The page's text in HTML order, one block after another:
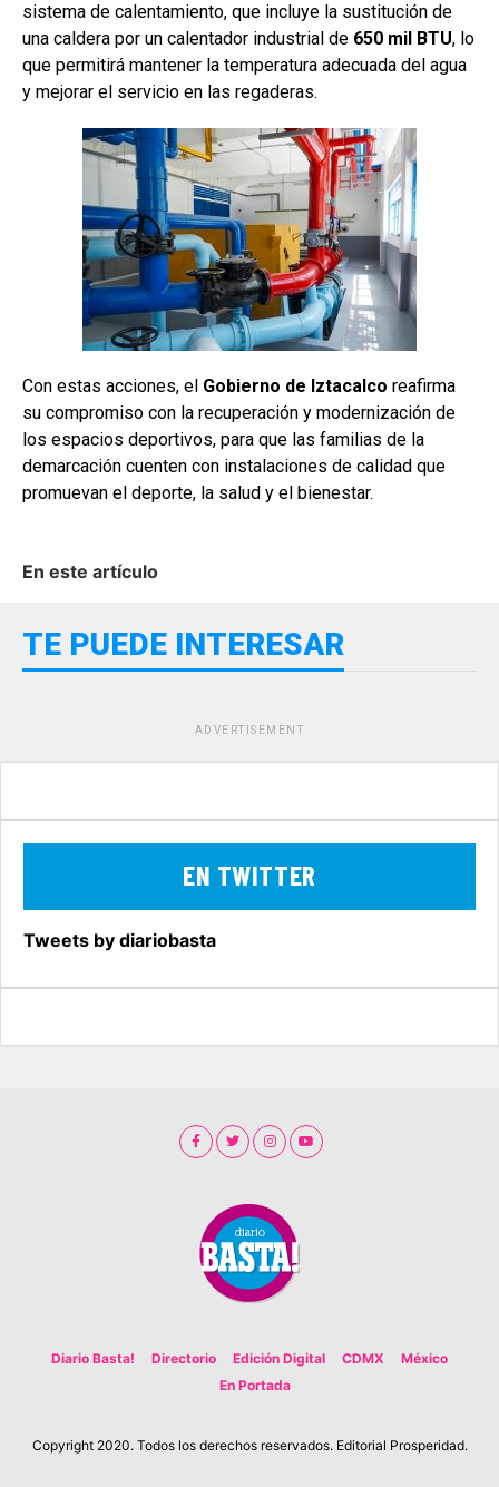
sistema de calentamiento, que incluye la sustitución de
una caldera por un calentador industrial de 650 mil BTU, lo
que permitirá mantener la temperatura adecuada del agua
y mejorar el servicio en las regaderas.
Con estas acciones, el Gobierno de Iztacalco reafirma
su compromiso con la recuperación y modernización de
los espacios deportivos, para que las familias de la
demarcación cuenten con instalaciones de calidad que
promuevan el deporte, la salud y el bienestar.
En este artículo
TE PUEDE INTERESAR
ADVERTISEMENT
EN TWITTER
Tweets by diariobasta
Diario Basta! Directorio Edición Digital CDMX
México
En Portada
Copyright 2020. Todos los derechos reservados. Editorial Prosperidad.